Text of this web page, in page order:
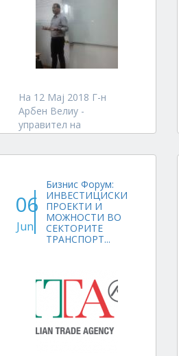
На 12 Мај 2018 Г-н
Арбен Велиу -
управител на
Инжеинеринг АГ -
Кичево компанија за
изведба на објекти за
енергетска ефикасност
го реализира семинарот
„Греење со биомаса„
https://goo.gl/JkSKk4
06
Jun
Бизнис Форум:
ИНВЕСТИЦИСКИ
ПРОЕКТИ И
МОЖНОСТИ ВО
СЕКТОРИТЕ
ТРАНСПОРТ...